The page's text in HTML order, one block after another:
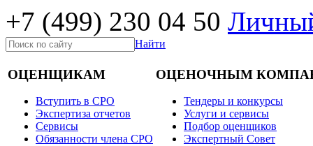
+7 (499) 230 04 50
Найти
ОЦЕНЩИКАМ
Вступить в СРО
Экспертиза отчетов
Cервисы
Обязанности члена СРО
ОЦЕНОЧНЫМ
Тендеры и конкурсы
Услуги и сервисы
Подбор оценщиков
Экспертный Совет